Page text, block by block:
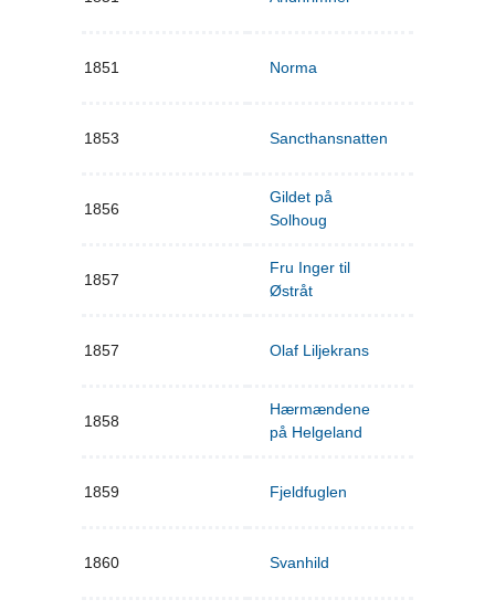
1851 Norma
1853 Sancthansnatten
1856
Gildet på
Solhoug
1857
Fru Inger til
Østråt
1857 Olaf Liljekrans
1858
Hærmændene
på Helgeland
1859 Fjeldfuglen
1860 Svanhild